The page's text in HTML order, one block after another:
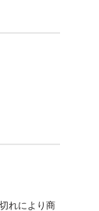
れにより商